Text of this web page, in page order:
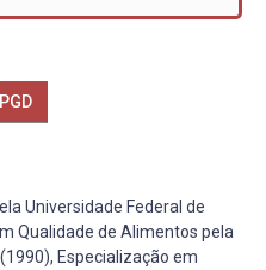
PGD
Universidade Federal de
Qualidade de Alimentos pela
Especialização em